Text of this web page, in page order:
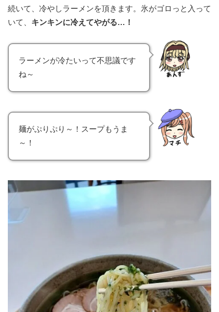
続いて、冷やしラーメンを頂きます。氷がゴロっと入って
いて、 キンキンに冷えてやがる…！
ラーメンが冷たいって不思議です
ね～
麺がぷりぷり～！スープもうま
～！